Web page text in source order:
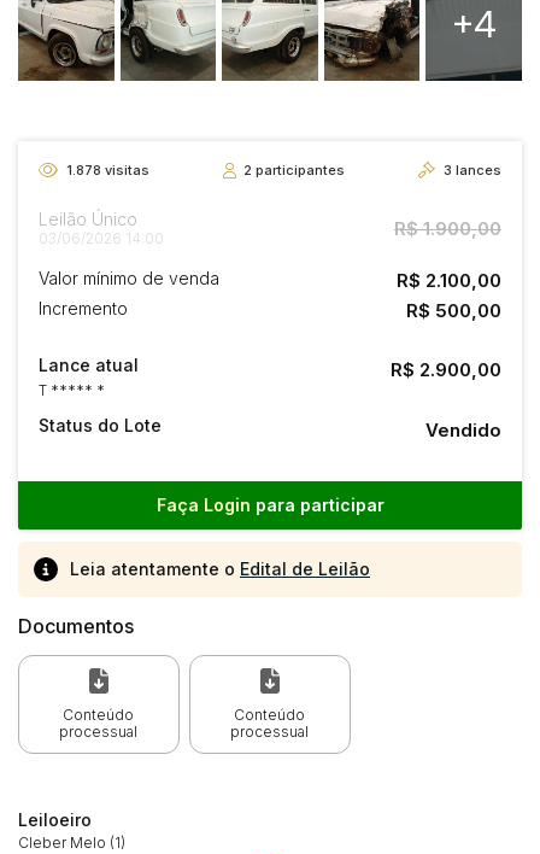
+4
1.878 visitas 2participantes 3 lances
Leilão Único
03/06/2026 14:00 R$ 1.900,00
Valor mínimo de venda R$ 2.100,00
Incremento R$ 500,00
Lance atual
T ***** *
R$ 2.900,00
Status do Lote Vendido
Faça Login para participar
Leia atentamente o Edital de Leilão
Documentos
Conteúdo
processual
Conteúdo
processual
Leiloeiro
Cleber Melo (1)